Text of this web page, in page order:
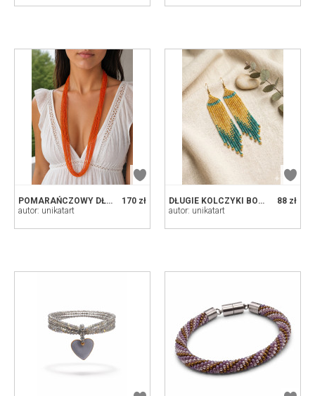
170 zł
POMARAŃCZOWY DŁUGI NASZYJNIK Z KORALIKÓW 50 CM - DELIKATNY SZNUR KORALIKOWY BOHO, RĘCZNIE DZIERGANY
autor: unikatart
88 zł
DŁUGIE KOLCZYKI BOHO Z KORALIKÓW – ZŁOTY BLASK I MORSKI TURKUS
autor: unikatart